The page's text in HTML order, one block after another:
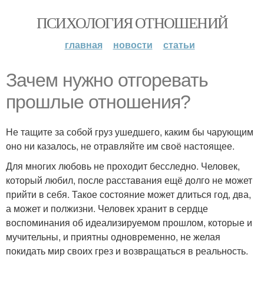
ПСИХОЛОГИЯ ОТНОШЕНИЙ
главная новости статьи
Зачем нужно отгоревать
прошлые отношения?
Не тащите за собой груз ушедшего, каким бы чарующим
оно ни казалось, не отравляйте им своё настоящее.
Для многих любовь не проходит бесследно. Человек,
который любил, после расставания ещё долго не может
прийти в себя. Такое состояние может длиться год, два,
а может и полжизни. Человек хранит в сердце
воспоминания об идеализируемом прошлом, которые и
мучительны, и приятны одновременно, не желая
покидать мир своих грез и возвращаться в реальность.